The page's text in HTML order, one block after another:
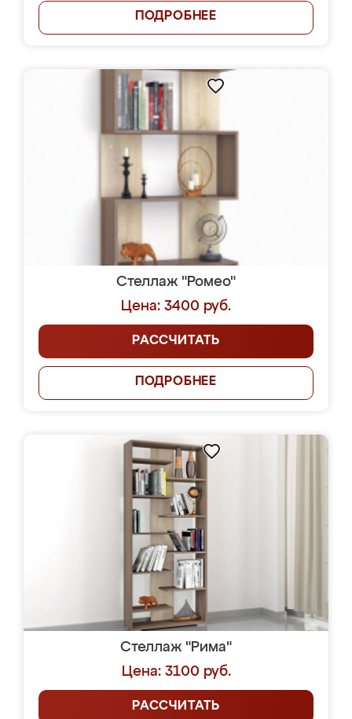
ПОДРОБНЕЕ
Стеллаж "Ромео"
Цена: 3400 руб.
РАССЧИТАТЬ
ПОДРОБНЕЕ
Стеллаж "Рима"
Цена: 3100 руб.
РАССЧИТАТЬ